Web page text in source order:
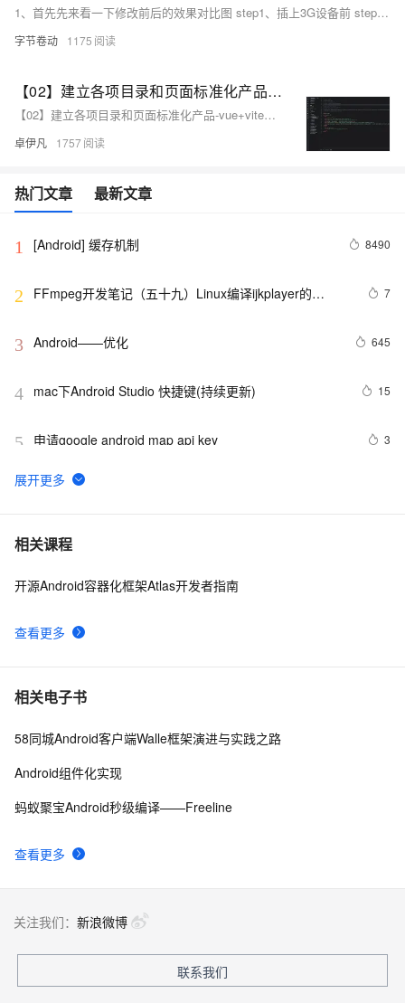
1、首先先来看一下修改前后的效果对比图 step1、插上3G设备前 step2、插上3G设备后，获取信号中。。。。 step3、插上3G设备后，获取到信号 step4、使用3G信号浏览网页 2、下面讲解一下具体的修改步骤 ste...
字节卷动 1175
【02】建立各项目录和页面标准化产品-vue+vite开发实战-做一个非常漂亮的APP下载落地页-支持PC和H5自适应提供安卓苹果鸿蒙下载和网页端访问-优雅草卓伊凡
【02】建立各项目录和页面标准化产品-vue+vite开发实战-做一个非常漂亮的APP下载落地页-支持PC和H5自适应提供安卓苹果鸿蒙下载和网页端访问-优雅草卓伊凡
卓伊凡 1757
热门文章 最新文章
1 [Android] 缓存机制 8490
2
FFmpeg开发笔记（五十九）Linux编译ijkplayer的
7
3 Android——优化 645
4 mac下Android Studio 快捷键(持续更新) 15
5 申请google android map api key 3
6 Android 中文API （68） —— BluetoothClass.Service
7 4.2、Android Studio压缩你的代码和资源
8 【Android  学习】小知识Notification的新旧用法
9 Android4: Write Storage权限问题
10
相关课程
查看更多
开源Android容器化框架Atlas开发者指南
相关电子书
查看更多
58同城Android客户端Walle框架演进与实践之路
Android组件化实现
蚂蚁聚宝Android秒级编译——Freeline
关注我们： 新浪微博
联系我们